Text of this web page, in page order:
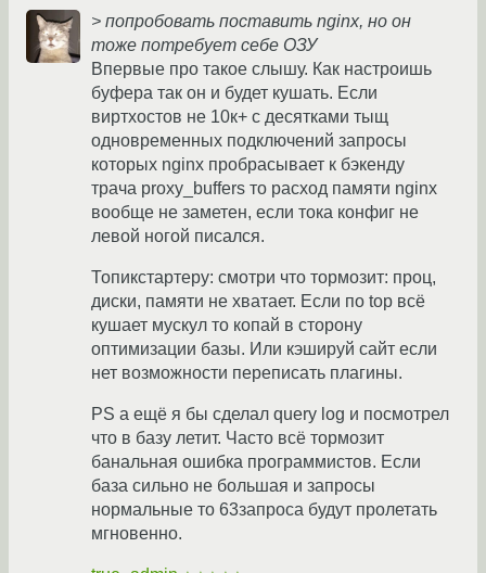
> попробовать поставить nginx, но он
тоже потребует себе ОЗУ
Впервые про такое слышу. Как настроишь
буфера так он и будет кушать. Если
виртхостов не 10к+ с десятками тыщ
одновременных подключений запросы
которых nginx пробрасывает к бэкенду
трача proxy_buffers то расход памяти nginx
вообще не заметен, если тока конфиг не
левой ногой писался.
Топикстартеру: смотри что тормозит: проц,
диски, памяти не хватает. Если по top всё
кушает мускул то копай в сторону
оптимизации базы. Или кэшируй сайт если
нет возможности переписать плагины.
PS а ещё я бы сделал query log и посмотрел
что в базу летит. Часто всё тормозит
банальная ошибка программистов. Если
база сильно не большая и запросы
нормальные то 63запроса будут пролетать
мгновенно.